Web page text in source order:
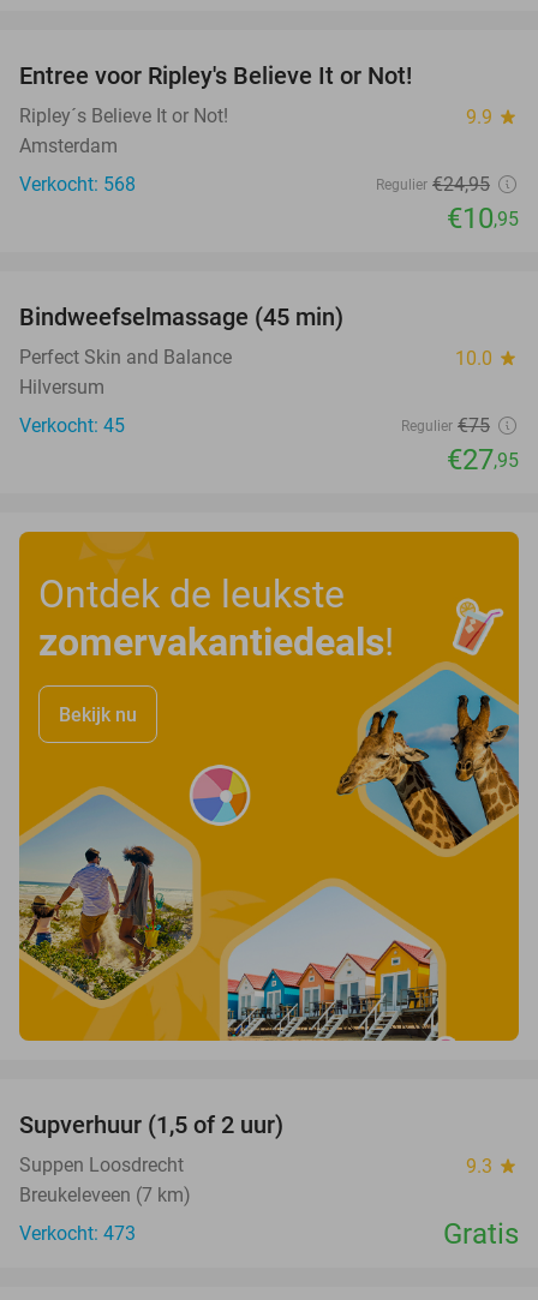
Entree voor Ripley's Believe It or Not!
Ripley´s Believe It or Not! 9.9 star
Amsterdam
Verkocht: 568
Regulier €24,95
€10,95
Bindweefselmassage (45 min)
Perfect Skin and Balance 10.0 star
Hilversum
Verkocht: 45
Regulier €75
€27,95
Ontdek de leukste
zomervakantiedeals!
Bekijk nu
Supverhuur (1,5 of 2 uur)
Suppen Loosdrecht 9.3 star
Breukeleveen (7 km)
Verkocht: 473
Gratis